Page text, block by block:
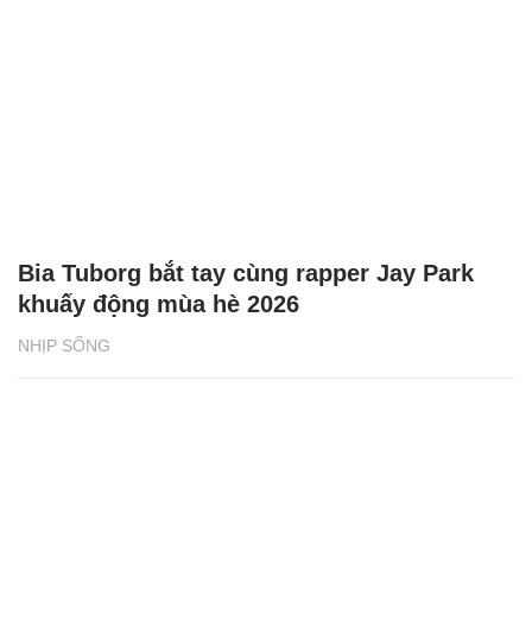
NHỊP SỐNG
Bia Tuborg bắt tay cùng rapper Jay Park
khuấy động mùa hè 2026